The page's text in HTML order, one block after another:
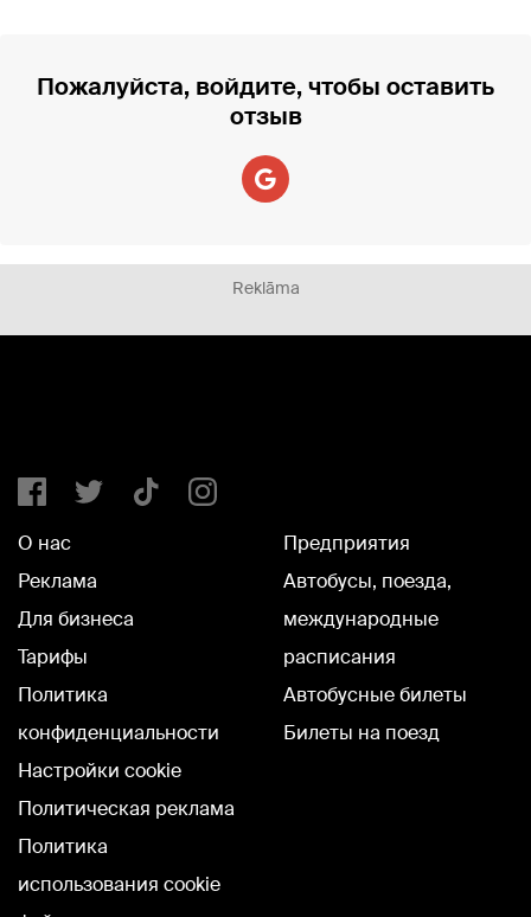
Пожалуйста, войдите, чтобы оставить
отзыв
Reklāma
О нас
Реклама
Для бизнеса
Тарифы
Политика
конфиденциальности
Настройки cookie
Политическая реклама
Политика
использования cookie
Предприятия
Автобусы, поезда,
международные
расписания
Автобусные билеты
Билеты на поезд